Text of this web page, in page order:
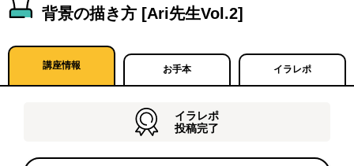
背景の描き方 [Ari先生Vol.2]
講座情報 お手本 イラレポ
イラレポ
投稿完了